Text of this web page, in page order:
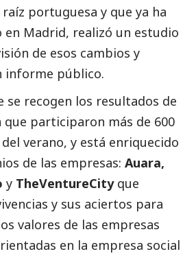
portuguesa y que ya ha
en Madrid, realizó un estudio
de esos cambios y
informe público.
se recogen los resultados de
que participaron más de 600
verano, y está enriquecido
de las empresas: Auara,
y TheVentureCity que
y sus aciertos para
valores de las empresas
en la empresa social